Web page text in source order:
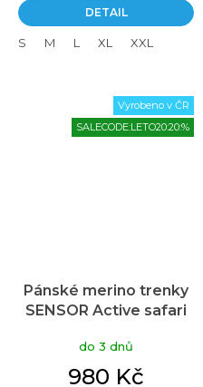
DETAIL
S M L XL XXL
Vyrobeno v ČR
SALECODE:LETO20:20:%
Pánské merino trenky
SENSOR Active safari
do 3 dnů
980 Kč